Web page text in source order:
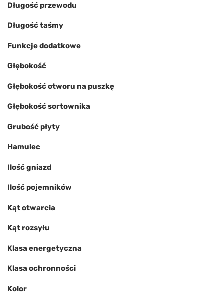
Długość przewodu
Długość taśmy
Funkcje dodatkowe
Głębokość
Głębokość otworu na puszkę
Głębokość sortownika
Grubość płyty
Hamulec
Ilość gniazd
Ilość pojemników
Kąt otwarcia
Kąt rozsyłu
Klasa energetyczna
Klasa ochronności
Kolor